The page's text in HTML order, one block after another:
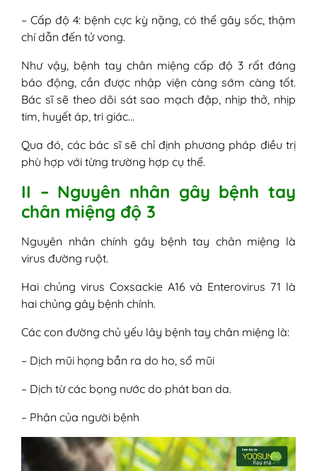
– Cấp độ 4: bệnh cực kỳ nặng, có thể gây sốc, thậm
chí dẫn đến tử vong.
Như vậy, bệnh tay chân miệng cấp độ 3 rất đáng
báo động, cần được nhập viện càng sớm càng tốt.
Bác sĩ sẽ theo dõi sát sao mạch đập, nhịp thở, nhịp
tim, huyết áp, tri giác…
Qua đó, các bác sĩ sẽ chỉ định phương pháp điều trị
phù hợp với từng trường hợp cụ thể.
II – Nguyên nhân gây bệnh tay
chân miệng độ 3
Nguyên nhân chính gây bệnh tay chân miệng là
virus đường ruột.
Hai chủng virus Coxsackie A16 và Enterovirus 71 là
hai chủng gây bệnh chính.
Các con đường chủ yếu lây bệnh tay chân miệng là:
– Dịch mũi họng bắn ra do ho, sổ mũi
– Dịch từ các bọng nước do phát ban da.
– Phân của người bệnh